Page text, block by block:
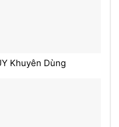
Khuyên Dùng